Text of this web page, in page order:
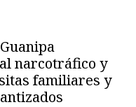
narcotráfico y
familiares y